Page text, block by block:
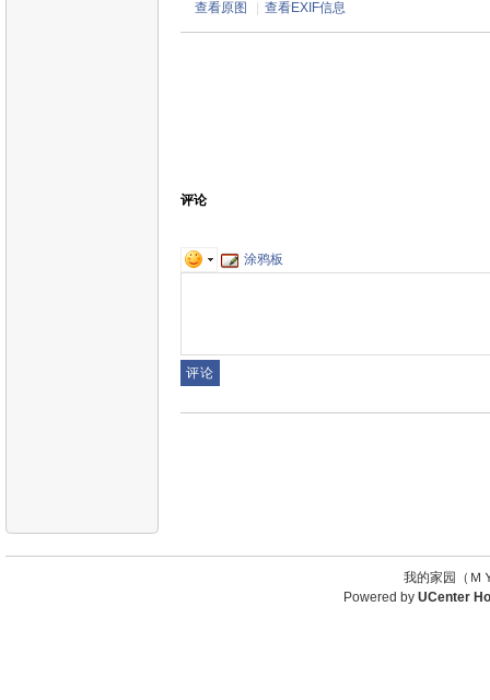
查看原图 查看EXIF信息
评论
涂鸦板
我的家园（
Powered by UCenter